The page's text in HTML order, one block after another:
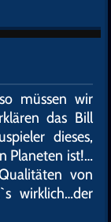
Brücke der
und
und Banny